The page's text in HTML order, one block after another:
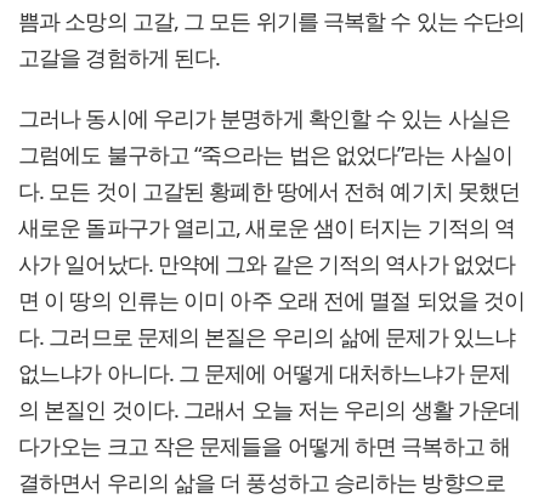
쁨과 소망의 고갈, 그 모든 위기를 극복할 수 있는 수단의
고갈을 경험하게 된다.
그러나 동시에 우리가 분명하게 확인할 수 있는 사실은
그럼에도 불구하고 “죽으라는 법은 없었다”라는 사실이
다. 모든 것이 고갈된 황폐한 땅에서 전혀 예기치 못했던
새로운 돌파구가 열리고, 새로운 샘이 터지는 기적의 역
사가 일어났다. 만약에 그와 같은 기적의 역사가 없었다
면 이 땅의 인류는 이미 아주 오래 전에 멸절 되었을 것이
다. 그러므로 문제의 본질은 우리의 삶에 문제가 있느냐
없느냐가 아니다. 그 문제에 어떻게 대처하느냐가 문제
의 본질인 것이다. 그래서 오늘 저는 우리의 생활 가운데
다가오는 크고 작은 문제들을 어떻게 하면 극복하고 해
결하면서 우리의 삶을 더 풍성하고 승리하는 방향으로